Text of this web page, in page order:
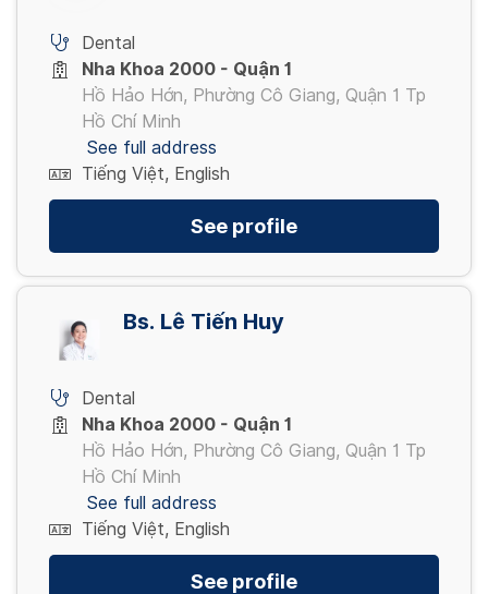
Dental
Nha Khoa 2000 - Quận 1
Hồ Hảo Hớn, Phường Cô Giang, Quận 1 Tp
Hồ Chí Minh
See full address
Tiếng Việt, English
See profile
Bs. Lê Tiến Huy
Dental
Nha Khoa 2000 - Quận 1
Hồ Hảo Hớn, Phường Cô Giang, Quận 1 Tp
Hồ Chí Minh
See full address
Tiếng Việt, English
See profile